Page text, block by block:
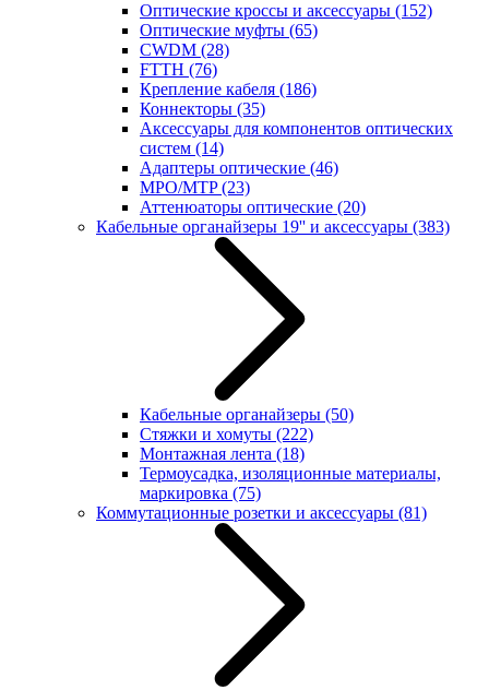
Оптические кроссы и аксессуары (152)
Оптические муфты (65)
CWDM (28)
FTTH (76)
Крепление кабеля (186)
Коннекторы (35)
Аксессуары для компонентов оптических
систем (14)
Адаптеры оптические (46)
MPO/MTP(23)
Аттенюаторы оптические (20)
Кабельные органайзеры 19'' и аксессуары (383)
Кабельные органайзеры (50)
Стяжки и хомуты (222)
Монтажная лента (18)
Термоусадка, изоляционные материалы,
маркировка (75)
Коммутационные розетки и аксессуары (81)